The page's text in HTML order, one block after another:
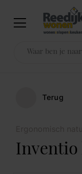
Terug
Inventio